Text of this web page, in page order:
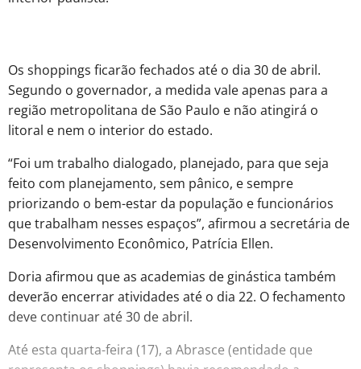
Os shoppings ficarão fechados até o dia 30 de abril.
Segundo o governador, a medida vale apenas para a
região metropolitana de São Paulo e não atingirá o
litoral e nem o interior do estado.
“Foi um trabalho dialogado, planejado, para que seja
feito com planejamento, sem pânico, e sempre
priorizando o bem-estar da população e funcionários
que trabalham nesses espaços”, afirmou a secretária de
Desenvolvimento Econômico, Patrícia Ellen.
Doria afirmou que as academias de ginástica também
deverão encerrar atividades até o dia 22. O fechamento
deve continuar até 30 de abril.
Até esta quarta-feira (17), a Abrasce (entidade que